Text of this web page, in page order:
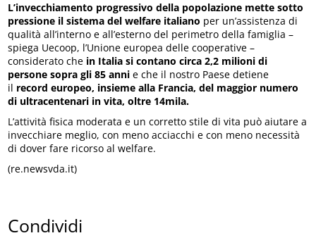
L’invecchiamento progressivo della popolazione mette sotto
pressione il sistema del welfare italiano per un’assistenza di
qualità all’interno e all’esterno del perimetro della famiglia –
spiega Uecoop, l’Unione europea delle cooperative –
considerato che in Italia si contano circa 2,2 milioni di
persone sopra gli 85 anni e che il nostro Paese detiene
il record europeo, insieme alla Francia, del maggior numero
di ultracentenari in vita, oltre 14mila.
L’attività fisica moderata e un corretto stile di vita può aiutare a
invecchiare meglio, con meno acciacchi e con meno necessità
di dover fare ricorso al welfare.
(re.newsvda.it)
Condividi